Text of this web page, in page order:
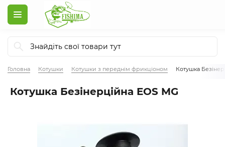
Головна Котушки Котушки з переднім фрикціоном Котушка
Котушка Безінерційна EOS MG